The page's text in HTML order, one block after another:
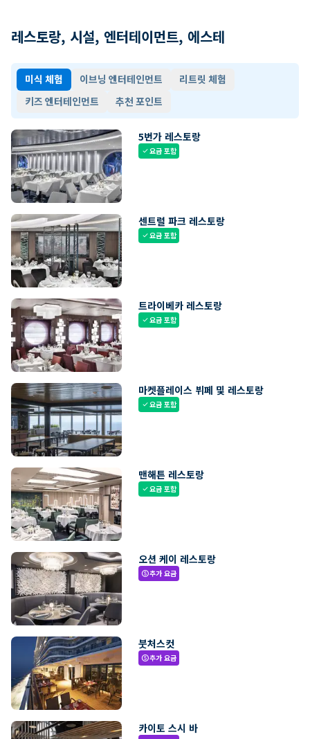
레스토랑, 시설, 엔터테이먼트, 에스테
미식 체험 이브닝 엔터테인먼트
리트릿 체험
키즈 엔터테인먼트
추천 포인트
5번가 레스토랑
check요금 포함
센트럴 파크 레스토랑
check요금 포함
트라이베카 레스토랑
check요금 포함
마켓플레이스 뷔페 및 레스토랑
check요금 포함
맨해튼 레스토랑
check요금 포함
오션 케이 레스토랑
paid추가 요금
붓처스컷
paid추가 요금
카이토 스시 바